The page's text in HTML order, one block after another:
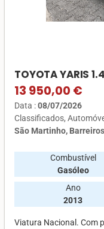
TOYOTA YARIS
13 950,00 €
Data :08/07/2026
Classificados
São Martinho, Barreiros
Combustível
Gasóleo
Ano
2013
Viatura Nacional. Com